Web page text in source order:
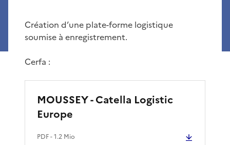
Création d’une plate-forme logistique
soumise à enregistrement.
Cerfa :
MOUSSEY - Catella Logistic
Europe
PDF- 1.2 Mio